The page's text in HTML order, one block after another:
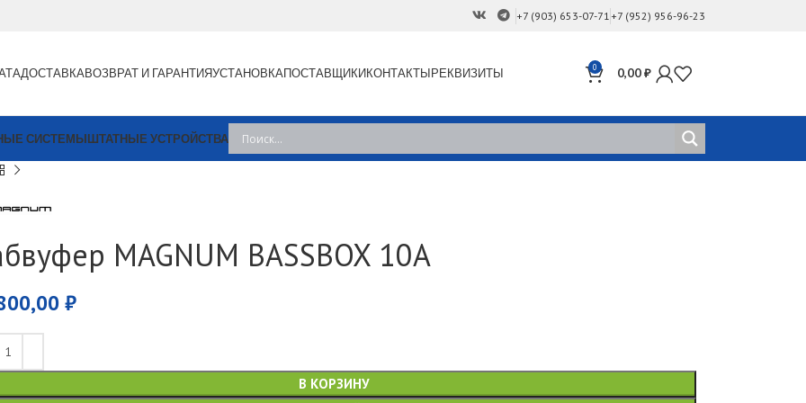
+7 (903) 653-07-71 +7 (952) 956-96-23
ДОСТАВКАВОЗВРАТ И ГАРАНТИЯУСТАНОВКАПОСТАВЩИКИКОНТАКТЫРЕКВИЗИТЫ 0 0,00₽
СИСТЕМЫШТАТНЫЕ УСТРОЙСТВА
MAGNUM BASSBOX 10A
₽
В КОРЗИНУ